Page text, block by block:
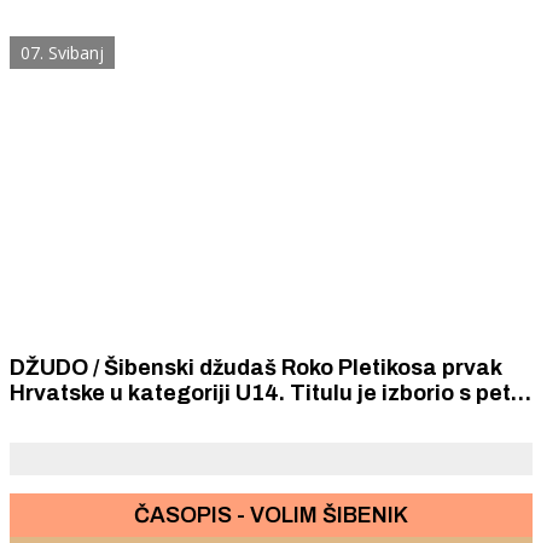
07. Svibanj
DŽUDO / Šibenski džudaš Roko Pletikosa prvak
Hrvatske u kategoriji U14. Titulu je izborio s pet
ČASOPIS - VOLIM ŠIBENIK